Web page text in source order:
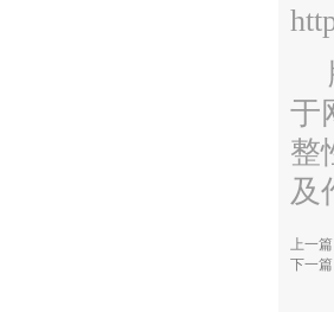
于
整
及
上一篇
下一篇